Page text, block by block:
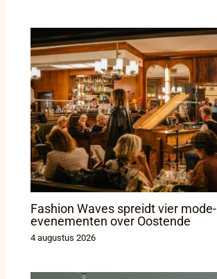
Fashion Waves spreidt vier mode-
evenementen over Oostende
4 augustus 2026